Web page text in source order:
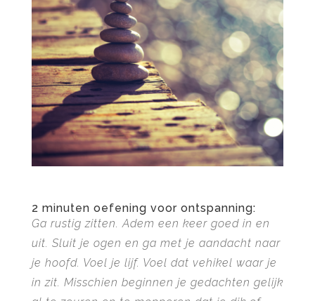
2 minuten oefening voor ontspanning:
Ga rustig zitten. Adem een keer goed in en
uit. Sluit je ogen en ga met je aandacht naar
je hoofd. Voel je lijf. Voel dat vehikel waar je
in zit. Misschien beginnen je gedachten gelijk